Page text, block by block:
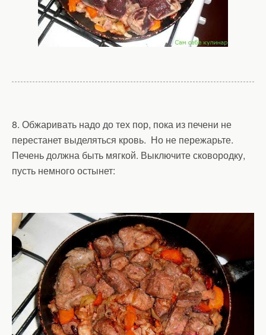
8. Обжаривать надо до тех пор, пока из печени не
перестанет выделяться кровь. Но не пережарьте.
Печень должна быть мягкой. Выключите сковородку,
пусть немного остынет: